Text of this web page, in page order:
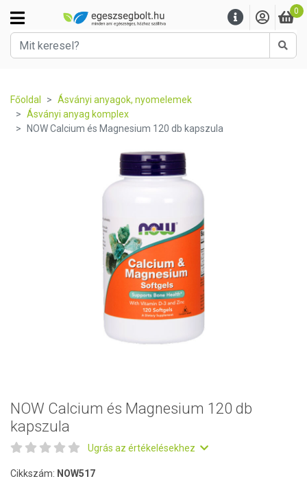
0
Főoldal
Ásványi anyagok, nyomelemek
Ásványi anyag komplex
NOW Calcium és Magnesium 120 db kapszula
NOW Calcium és Magnesium 120 db
kapszula
Ugrás az értékelésekhez
Cikkszám: NOW517